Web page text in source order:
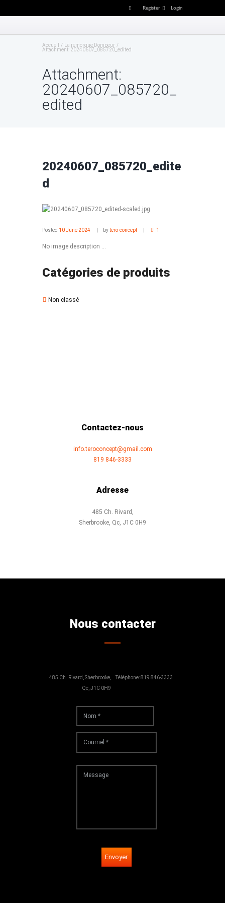
Register Login
Accueil
La remorque Dompeur
Attachment: 20240607_085720_edited
Attachment:
20240607_085720_
edited
20240607_085720_edite
d
Posted 10 June 2024 bytero-concept 1
No image description ...
Catégories de produits
Non classé
Contactez-nous
info.teroconcept@gmail.com
819 846-3333
Adresse
485 Ch. Rivard,
Sherbrooke, Qc, J1C 0H9
Nous contacter
Téléphone: 819 846-3333
485 Ch. Rivard, Sherbrooke,
Qc, J1C 0H9
Envoyer